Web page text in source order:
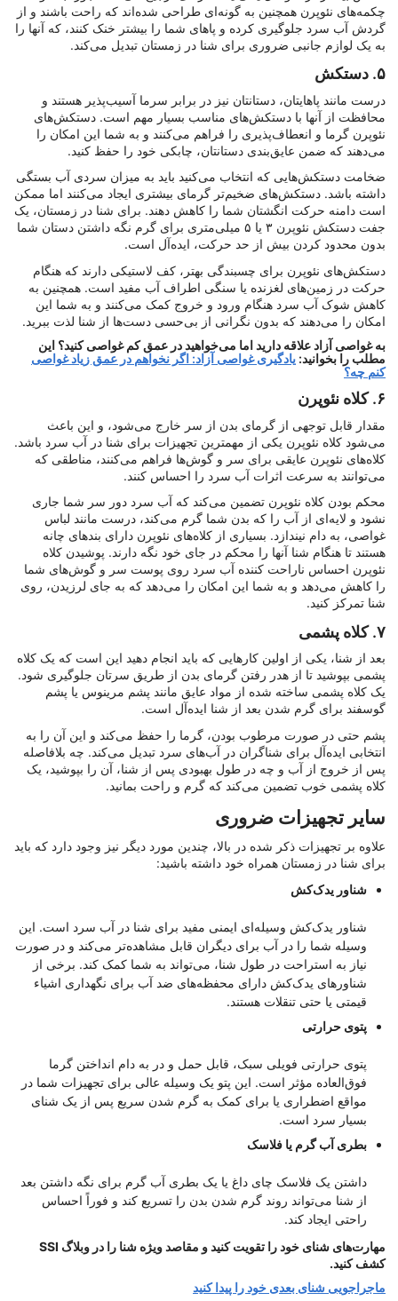
چکمه‌های نئوپرن همچنین به گونه‌ای طراحی شده‌اند که راحت باشند و از
گردش آب سرد جلوگیری کرده و پاهای شما را بیشتر خنک کنند، که آنها را
به یک لوازم جانبی ضروری برای شنا در زمستان تبدیل می‌کند.
۵. دستکش
درست مانند پاهایتان، دستانتان نیز در برابر سرما آسیب‌پذیر هستند و
محافظت از آنها با دستکش‌های مناسب بسیار مهم است. دستکش‌های
نئوپرن گرما و انعطاف‌پذیری را فراهم می‌کنند و به شما این امکان را
می‌دهند که ضمن عایق‌بندی دستانتان، چابکی خود را حفظ کنید.
ضخامت دستکش‌هایی که انتخاب می‌کنید باید به میزان سردی آب بستگی
داشته باشد. دستکش‌های ضخیم‌تر گرمای بیشتری ایجاد می‌کنند اما ممکن
است دامنه حرکت انگشتان شما را کاهش دهند. برای شنا در زمستان، یک
جفت دستکش نئوپرن ۳ یا ۵ میلی‌متری برای گرم نگه داشتن دستان شما
بدون محدود کردن بیش از حد حرکت، ایده‌آل است.
دستکش‌های نئوپرن برای چسبندگی بهتر، کف لاستیکی دارند که هنگام
حرکت در زمین‌های لغزنده یا سنگی اطراف آب مفید است. همچنین به
کاهش شوک آب سرد هنگام ورود و خروج کمک می‌کنند و به شما این
امکان را می‌دهند که بدون نگرانی از بی‌حسی دست‌ها از شنا لذت ببرید.
به غواصی آزاد علاقه دارید اما می‌خواهید در عمق کم غواصی کنید؟ این
مطلب را بخوانید: یادگیری غواصی آزاد: اگر نخواهم در عمق زیاد غواصی
کنم چه؟
۶. کلاه نئوپرن
مقدار قابل توجهی از گرمای بدن از سر خارج می‌شود، و این باعث
می‌شود کلاه نئوپرن یکی از مهمترین تجهیزات برای شنا در آب سرد باشد.
کلاه‌های نئوپرن عایقی برای سر و گوش‌ها فراهم می‌کنند، مناطقی که
می‌توانند به سرعت اثرات آب سرد را احساس کنند.
محکم بودن کلاه نئوپرن تضمین می‌کند که آب سرد دور سر شما جاری
نشود و لایه‌ای از آب را که بدن شما گرم می‌کند، درست مانند لباس
غواصی، به دام نیندازد. بسیاری از کلاه‌های نئوپرن دارای بندهای چانه
هستند تا هنگام شنا آنها را محکم در جای خود نگه دارند. پوشیدن کلاه
نئوپرن احساس ناراحت کننده آب سرد روی پوست سر و گوش‌های شما
را کاهش می‌دهد و به شما این امکان را می‌دهد که به جای لرزیدن، روی
شنا تمرکز کنید.
۷. کلاه پشمی
بعد از شنا، یکی از اولین کارهایی که باید انجام دهید این است که یک کلاه
پشمی بپوشید تا از هدر رفتن گرمای بدن از طریق سرتان جلوگیری شود.
یک کلاه پشمی ساخته شده از مواد عایق مانند پشم مرینوس یا پشم
گوسفند برای گرم شدن بعد از شنا ایده‌آل است.
پشم حتی در صورت مرطوب بودن، گرما را حفظ می‌کند و این آن را به
انتخابی ایده‌آل برای شناگران در آب‌های سرد تبدیل می‌کند. چه بلافاصله
پس از خروج از آب و چه در طول بهبودی پس از شنا، آن را بپوشید، یک
کلاه پشمی خوب تضمین می‌کند که گرم و راحت بمانید.
سایر تجهیزات ضروری
علاوه بر تجهیزات ذکر شده در بالا، چندین مورد دیگر نیز وجود دارد که باید
برای شنا در زمستان همراه خود داشته باشید:
شناور یدک‌کش
شناور یدک‌کش وسیله‌ای ایمنی مفید برای شنا در آب سرد است. این
وسیله شما را در آب برای دیگران قابل مشاهده‌تر می‌کند و در صورت
نیاز به استراحت در طول شنا، می‌تواند به شما کمک کند. برخی از
شناورهای یدک‌کش دارای محفظه‌های ضد آب برای نگهداری اشیاء
قیمتی یا حتی تنقلات هستند.
پتوی حرارتی
پتوی حرارتی فویلی سبک، قابل حمل و در به دام انداختن گرما
فوق‌العاده مؤثر است. این پتو یک وسیله عالی برای تجهیزات شما در
مواقع اضطراری یا برای کمک به گرم شدن سریع پس از یک شنای
بسیار سرد است.
بطری آب گرم یا فلاسک
داشتن یک فلاسک چای داغ یا یک بطری آب گرم برای نگه داشتن بعد
از شنا می‌تواند روند گرم شدن بدن را تسریع کند و فوراً احساس
راحتی ایجاد کند.
مهارت‌های شنای خود را تقویت کنید و مقاصد ویژه شنا را در وبلاگ SSI
کشف کنید.
ماجراجویی شنای بعدی خود را پیدا کنید